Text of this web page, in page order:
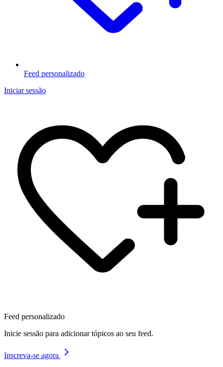
Feed personalizado
Iniciar sessão
Feed personalizado
Inicie sessão para adicionar tópicos ao seu feed.
Inscreva-se agora